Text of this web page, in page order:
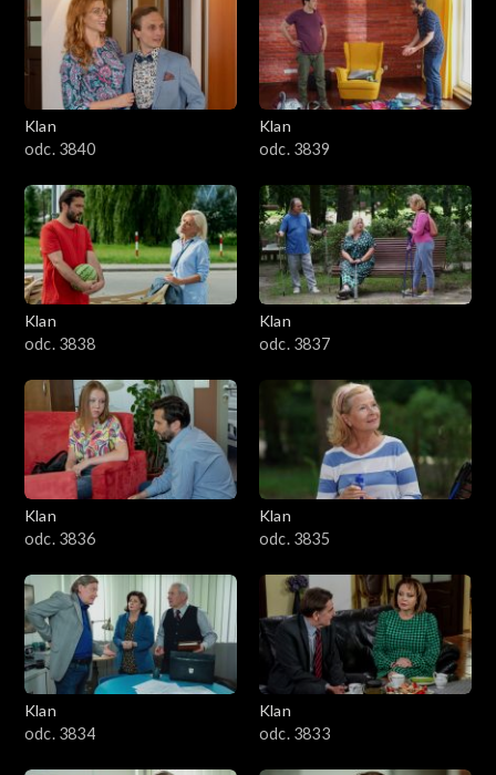
Klan
odc. 3840
Klan
odc. 3839
Klan
odc. 3838
Klan
odc. 3837
Klan
odc. 3836
Klan
odc. 3835
Klan
odc. 3834
Klan
odc. 3833